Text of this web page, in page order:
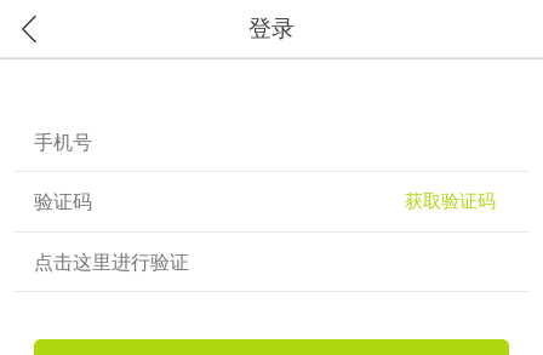
登录
获取验证码
点击这里进行验证